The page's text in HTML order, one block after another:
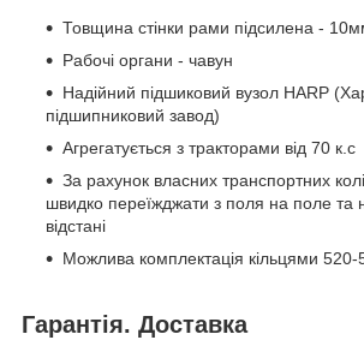
Товщина стінки рами підсилена -
Рабочі органи - чавун
Надійний підшиковий вузол HARP
підшипниковий завод)
Агрегатується з тракторами від 70 к.с
За рахунок власних транспортних
швидко переїжджати з поля на поле та
відстані
Можлива комплектація кільцями
Гарантія. Доставка